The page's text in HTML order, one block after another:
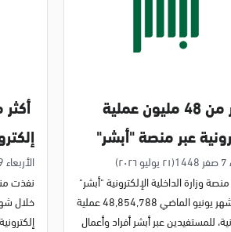
أكثر من 48 مليون عملية
عبر منصة "أبشر"
2026م
(٢١ يوليو ٢٠٢٦)
وزارة الداخلية الإلكترونية "أبشر"
خلال شهر يونيو الماضي 48,854,788 عملية
للمستفيدين عبر أبشر أفراد وأعمال
في
الأربعاء 9 محرم 1448
نفذت